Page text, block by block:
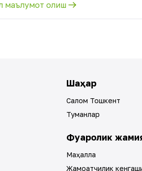
маълумот олиш
Шаҳар
Салом Тошкент
Туманлар
Фуқаролик
Маҳалла
Жамоатчилик